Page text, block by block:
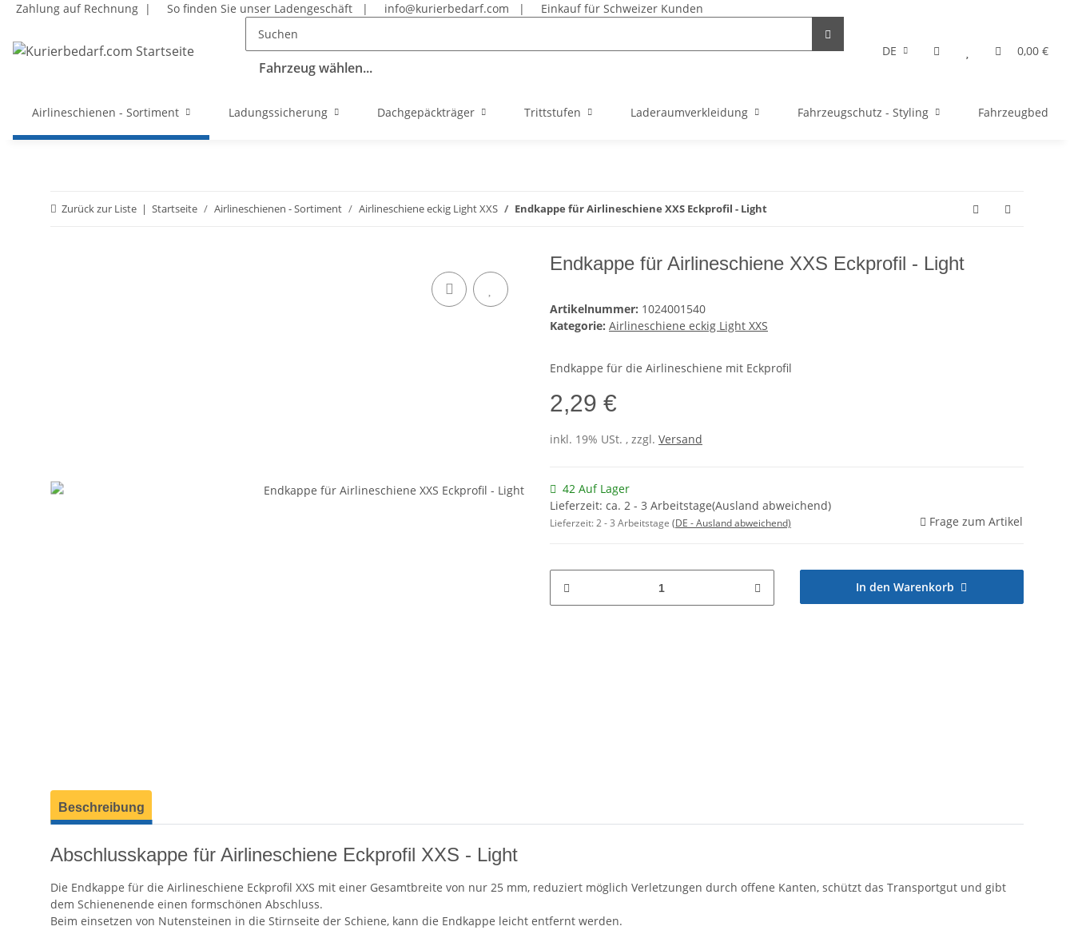
Zahlung auf Rechnung | So finden Sie unser Ladengeschäft | info@kurierbedarf.com | Einkauf für Schweizer Kunden
Fahrzeug wählen...
DE 0,00 €
Airlineschienen - Sortiment Ladungssicherung Dachgepäckträger Trittstufen Laderaumverkleidung Fahrzeugschutz - Styling Fahrzeugbedarf
Zurück zur Liste Startseite Airlineschienen - Sortiment Airlineschiene eckig Light XXS Endkappe für Airlineschiene XXS Eckprofil - Light
Endkappe für Airlineschiene XXS Eckprofil - Light
Artikelnummer: 1024001540
Kategorie: Airlineschiene eckig Light XXS
Endkappe für die Airlineschiene mit Eckprofil
2,29 €
inkl. 19% USt. , zzgl. Versand
42 Auf Lager
Lieferzeit: ca. 2 - 3 Arbeitstage(Ausland abweichend)
Lieferzeit:2 - 3 Arbeitstage (DE - Ausland abweichend) Frage zum Artikel
In den Warenkorb
weitere Registerkarten anzeigen
Beschreibung
Abschlusskappe für Airlineschiene Eckprofil XXS - Light
Die Endkappe für die Airlineschiene Eckprofil XXS mit einer Gesamtbreite von nur 25 mm, reduziert möglich Verletzungen durch offene Kanten, schützt das Transportgut und gibt
dem Schienenende einen formschönen Abschluss.
Beim einsetzen von Nutensteinen in die Stirnseite der Schiene, kann die Endkappe leicht entfernt werden.